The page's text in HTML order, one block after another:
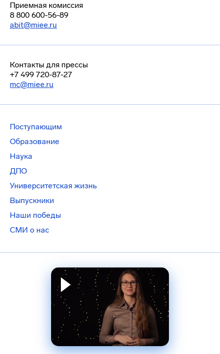
Приемная комиссия
8 800 600-56-89
abit@miee.ru
Контакты для прессы
+7 499 720-87-27
mc@miee.ru
Поступающим
Образование
Наука
ДПО
Университетская жизнь
Выпускники
Наши победы
СМИ о нас